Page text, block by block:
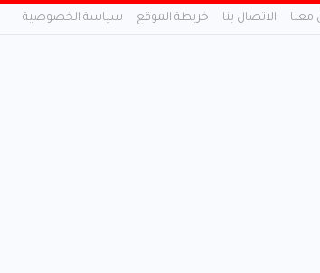
معنا الاتصال بنا خريطة الموقع سياسة الخصوصية